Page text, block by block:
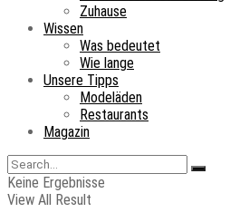
Zuhause
Wissen
Was bedeutet
Wie lange
Unsere Tipps
Modeläden
Restaurants
Magazin
Keine Ergebnisse
View All Result